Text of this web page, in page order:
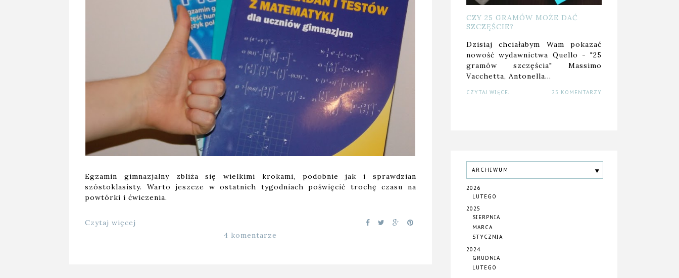
Egzamin gimnazjalny zbliża się wielkimi krokami, podobnie jak i sprawdzian
szóstoklasisty. Warto jeszcze w ostatnich tygodniach poświęcić trochę czasu na
powtórki i ćwiczenia.
Czytaj więcej
4 komentarze
CZY 25 GRAMÓW MOŻE DAĆ
SZCZĘŚCIE?
Dzisiaj chciałabym Wam pokazać
nowość wydawnictwa Quello - "25
gramów szczęścia" Massimo
Vacchetta, Antonella…
CZYTAJ WIĘCEJ 25 KOMENTARZY
ARCHIWUM
2026
LUTEGO
2025
SIERPNIA
MARCA
STYCZNIA
2024
GRUDNIA
LUTEGO